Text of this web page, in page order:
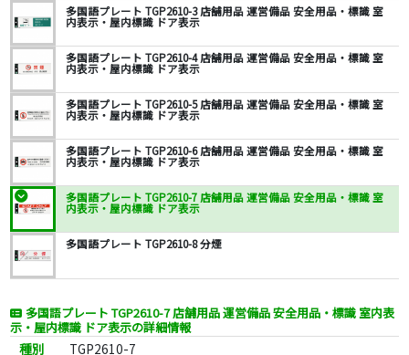
多国語プレート TGP2610-3 店舗用品 運営備品 安全用品・標識 室
内表示・屋内標識 ドア表示
多国語プレート TGP2610-4 店舗用品 運営備品 安全用品・標識 室
内表示・屋内標識 ドア表示
多国語プレート TGP2610-5 店舗用品 運営備品 安全用品・標識 室
内表示・屋内標識 ドア表示
多国語プレート TGP2610-6 店舗用品 運営備品 安全用品・標識 室
内表示・屋内標識 ドア表示
多国語プレート TGP2610-7 店舗用品 運営備品 安全用品・標識 室
内表示・屋内標識 ドア表示
多国語プレート TGP2610-8 分煙
多国語プレート TGP2610-7 店舗用品 運営備品 安全用品・標識 室内表
示・屋内標識 ドア表示の詳細情報
種別 TGP2610-7